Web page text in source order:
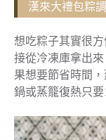
漢來大禮包粽
想吃粽子其實很
接從冷凍庫拿出
果想要節省時間
鍋或蒸籠復熱只要